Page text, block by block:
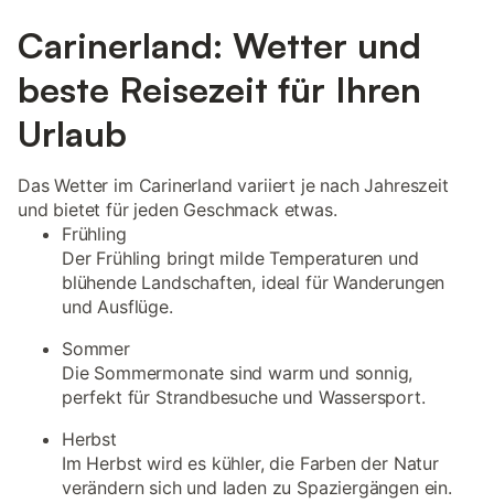
Carinerland: Wetter und
beste Reisezeit für Ihren
Urlaub
Das Wetter im Carinerland variiert je nach Jahreszeit
und bietet für jeden Geschmack etwas.
Frühling
Der Frühling bringt milde Temperaturen und
blühende Landschaften, ideal für Wanderungen
und Ausflüge.
Sommer
Die Sommermonate sind warm und sonnig,
perfekt für Strandbesuche und Wassersport.
Herbst
Im Herbst wird es kühler, die Farben der Natur
verändern sich und laden zu Spaziergängen ein.